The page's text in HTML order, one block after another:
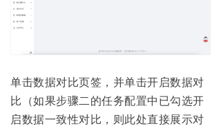
单击数据对比页签，并单击开启数据对
比（如果步骤二的任务配置中已勾选开
启数据一致性对比，则此处直接展示对